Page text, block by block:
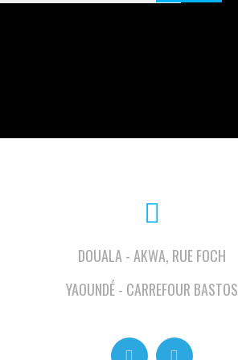
DOUALA - AKWA, RUE FOCH
YAOUNDÉ - CARREFOUR BASTOS